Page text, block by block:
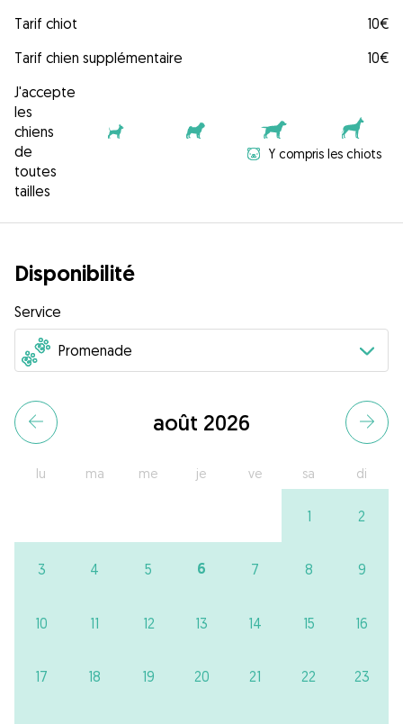
Tarif chiot
10€
Tarif chien supplémentaire
10€
J'accepte
les
chiens
de
toutes
tailles
Y compris les chiots
Disponibilité
Service
août 2026
lu ma me je ve sa di
1 2
3 4 5 6 7 8 9
10 11 12 13 14 15 16
17 18 19 20 21 22 23